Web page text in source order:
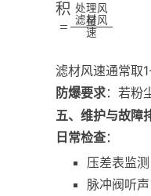
积
=
滤材风
速
处理风
量
滤材风速通常取
防爆要求：若粉
五、维护与故障
日常检查：
压差表监
脉冲阀听